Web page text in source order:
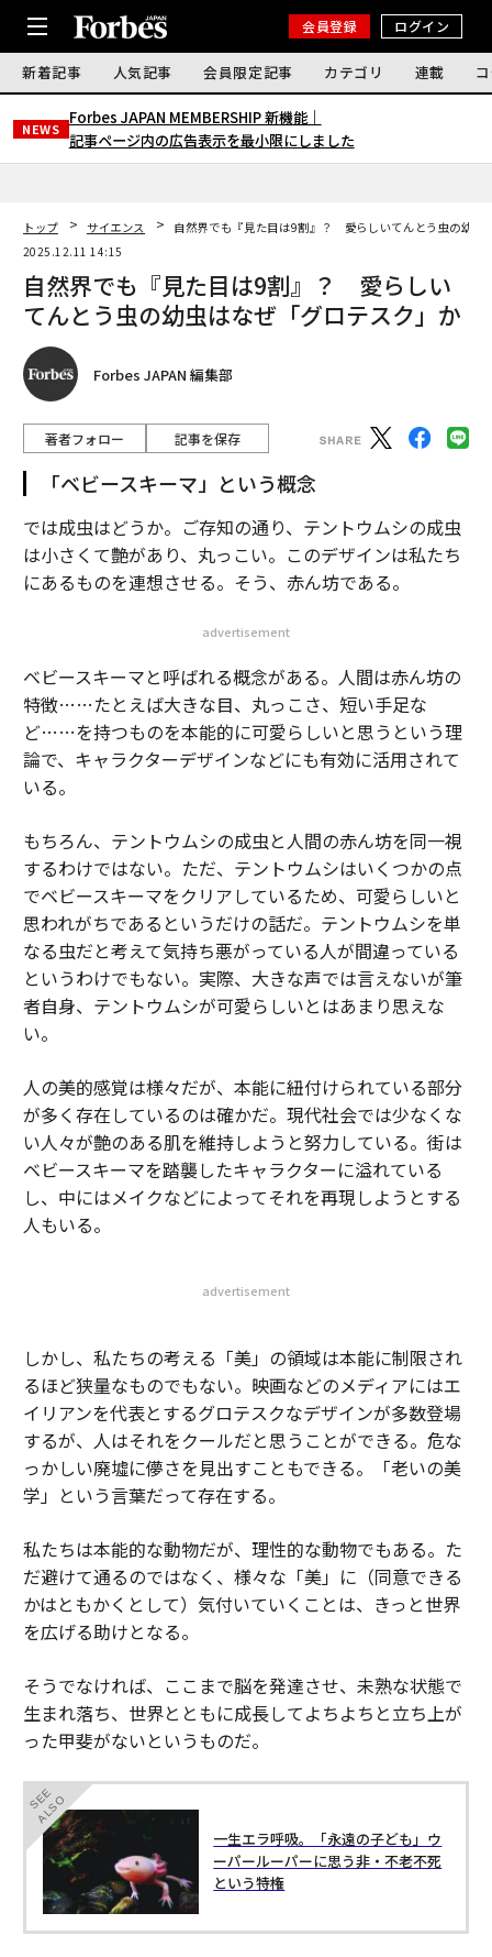
会員登録 ログイン
新着記事 人気記事 会員限定記事 カテゴリ 連載
NEWS
Forbes JAPAN MEMBERSHIP 新機能｜
記事ページ内の広告表示を最小限にしました
トップ サイエンス
自然界でも『見た目は9割』？ 愛らしいてんとう虫の幼虫
2025.12.11 14:15
自然界でも『見た目は9割』？ 愛らしい
てんとう虫の幼虫はなぜ「グロテスク」か
Forbes JAPAN 編集部
著者フォロー 記事を保存
「ベビースキーマ」という概念
では成虫はどうか。ご存知の通り、テントウムシの成虫
は小さくて艶があり、丸っこい。このデザインは私たち
にあるものを連想させる。そう、赤ん坊である。
advertisement
ベビースキーマと呼ばれる概念がある。人間は赤ん坊の
特徴……たとえば大きな目、丸っこさ、短い手足な
ど……を持つものを本能的に可愛らしいと思うという理
論で、キャラクターデザインなどにも有効に活用されて
いる。
もちろん、テントウムシの成虫と人間の赤ん坊を同一視
するわけではない。ただ、テントウムシはいくつかの点
でベビースキーマをクリアしているため、可愛らしいと
思われがちであるというだけの話だ。テントウムシを単
なる虫だと考えて気持ち悪がっている人が間違っている
というわけでもない。実際、大きな声では言えないが筆
者自身、テントウムシが可愛らしいとはあまり思えな
い。
人の美的感覚は様々だが、本能に紐付けられている部分
が多く存在しているのは確かだ。現代社会では少なくな
い人々が艶のある肌を維持しようと努力している。街は
ベビースキーマを踏襲したキャラクターに溢れている
し、中にはメイクなどによってそれを再現しようとする
人もいる。
advertisement
しかし、私たちの考える「美」の領域は本能に制限され
るほど狭量なものでもない。映画などのメディアにはエ
イリアンを代表とするグロテスクなデザインが多数登場
するが、人はそれをクールだと思うことができる。危な
っかしい廃墟に儚さを見出すこともできる。「老いの美
学」という言葉だって存在する。
私たちは本能的な動物だが、理性的な動物でもある。た
だ避けて通るのではなく、様々な「美」に（同意できる
かはともかくとして）気付いていくことは、きっと世界
を広げる助けとなる。
そうでなければ、ここまで脳を発達させ、未熟な状態で
生まれ落ち、世界とともに成長してよちよちと立ち上が
った甲斐がないというものだ。
SEE
ALSO
一生エラ呼吸。「永遠の子ども」ウ
ーパールーパーに思う非・不老不死
という特権